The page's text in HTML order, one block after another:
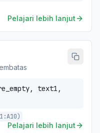
Pelajari lebih lanjut
text1,
Pelajari lebih lanjut